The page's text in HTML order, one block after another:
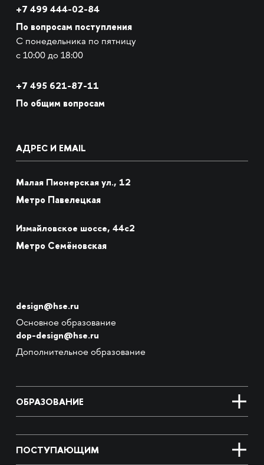
+7 499 444-02-84
По вопросам поступления
С понедельника по пятницу
с 10:00 до 18:00
+7 495 621-87-11
По общим вопросам
АДРЕС И EMAIL
Малая Пионерская ул., 12
Метро Павелецкая
Измайловское шоссе, 44с2
Метро Семёновская
design@hse.ru
Основное образование
dop-design@hse.ru
Дополнительное образование
ОБРАЗОВАНИЕ
ПОСТУПАЮЩИМ